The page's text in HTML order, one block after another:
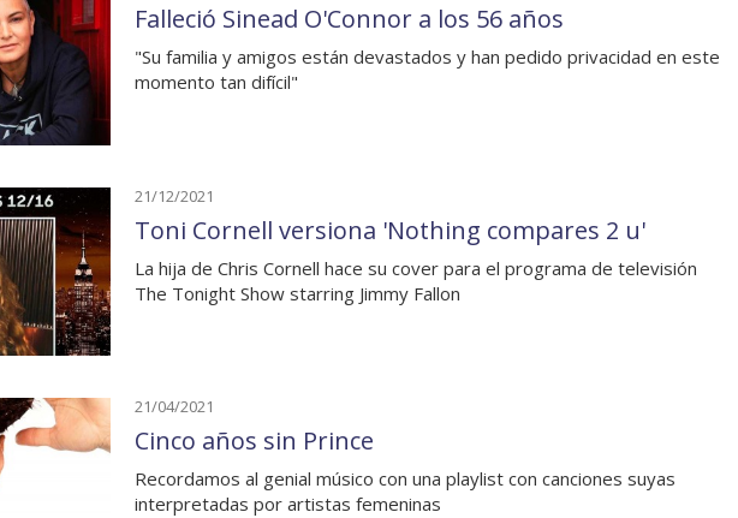
Falleció Sinead O'Connor a los 56 años
"Su familia y amigos están devastados y han pedido privacidad en este
momento tan difícil"
21/12/2021
Toni Cornell versiona 'Nothing compares 2 u'
La hija de Chris Cornell hace su cover para el programa de televisión
The Tonight Show starring Jimmy Fallon
21/04/2021
Cinco años sin Prince
Recordamos al genial músico con una playlist con canciones suyas
interpretadas por artistas femeninas